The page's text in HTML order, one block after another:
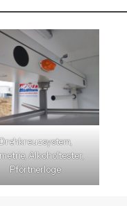
Alkoholtester,
Pförtnerloge